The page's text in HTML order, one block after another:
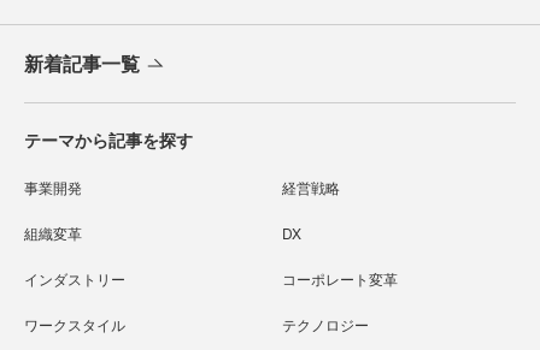
新着記事一覧
テーマから記事を探す
事業開発 経営戦略
組織変革 DX
インダストリー コーポレート変革
ワークスタイル テクノロジー